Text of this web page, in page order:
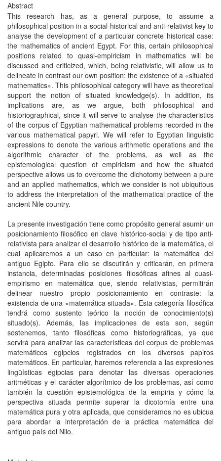
Abstract
This research has, as a general purpose, to assume a
philosophical position in a social-historical and anti-relativist key to
analyse the development of a particular concrete historical case:
the mathematics of ancient Egypt. For this, certain philosophical
positions related to quasi-empiricism in mathematics will be
discussed and criticized, which, being relativistic, will allow us to
delineate in contrast our own position: the existence of a «situated
mathematics». This philosophical category will have as theoretical
support the notion of situated knowledge(s). In addition, its
implications are, as we argue, both philosophical and
historiographical, since it will serve to analyse the characteristics
of the corpus of Egyptian mathematical problems recorded in the
various mathematical papyri. We will refer to Egyptian linguistic
expressions to denote the various arithmetic operations and the
algorithmic character of the problems, as well as the
epistemological question of empiricism and how the situated
perspective allows us to overcome the dichotomy between a pure
and an applied mathematics, which we consider is not ubiquitous
to address the interpretation of the mathematical practice of the
ancient Nile country.
La presente investigación tiene como propósito general asumir un
posicionamiento filosófico en clave histórico-social y de tipo anti-
relativista para analizar el desarrollo histórico de la matemática, el
cual aplicaremos a un caso en particular: la matemática del
antiguo Egipto. Para ello se discutirán y criticarán, en primera
instancia, determinadas posiciones filosóficas afines al cuasi-
empirismo en matemática que, siendo relativistas, permitirán
delinear nuestro propio posicionamiento en contraste: la
existencia de una «matemática situada». Esta categoría filosófica
tendrá como sustento teórico la noción de conocimiento(s)
situado(s). Además, las implicaciones de esta son, según
sostenemos, tanto filosóficas como historiográficas, ya que
servirá para analizar las características del corpus de problemas
matemáticos egipcios registrados en los diversos papiros
matemáticos. En particular, haremos referencia a las expresiones
lingüísticas egipcias para denotar las diversas operaciones
aritméticas y el carácter algorítmico de los problemas, así como
también la cuestión epistemológica de la empiria y cómo la
perspectiva situada permite superar la dicotomía entre una
matemática pura y otra aplicada, que consideramos no es ubicua
para abordar la interpretación de la práctica matemática del
antiguo país del Nilo.